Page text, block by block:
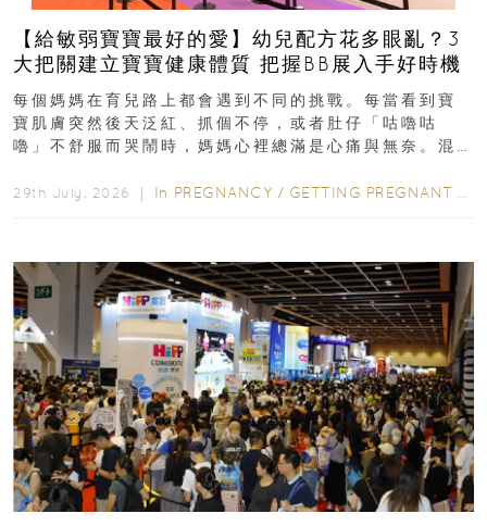
【給敏弱寶寶最好的愛】幼兒配方花多眼亂？3
大把關建立寶寶健康體質 把握BB展入手好時機
每個媽媽在育兒路上都會遇到不同的挑戰。每當看到寶
寶肌膚突然後天泛紅、抓個不停，或者肚仔「咕嚕咕
嚕」不舒服而哭鬧時，媽媽心裡總滿是心痛與無奈。混
29th July, 2026 ｜ In PREGNANCY / GETTING PREGNANT